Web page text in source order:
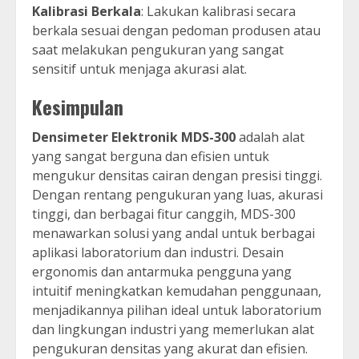
Kalibrasi Berkala: Lakukan kalibrasi secara
berkala sesuai dengan pedoman produsen atau
saat melakukan pengukuran yang sangat
sensitif untuk menjaga akurasi alat.
Kesimpulan
Densimeter Elektronik MDS-300adalah alat
yang sangat berguna dan efisien untuk
mengukur densitas cairan dengan presisi tinggi.
Dengan rentang pengukuran yang luas, akurasi
tinggi, dan berbagai fitur canggih, MDS-300
menawarkan solusi yang andal untuk berbagai
aplikasi laboratorium dan industri. Desain
ergonomis dan antarmuka pengguna yang
intuitif meningkatkan kemudahan penggunaan,
menjadikannya pilihan ideal untuk laboratorium
dan lingkungan industri yang memerlukan alat
pengukuran densitas yang akurat dan efisien.